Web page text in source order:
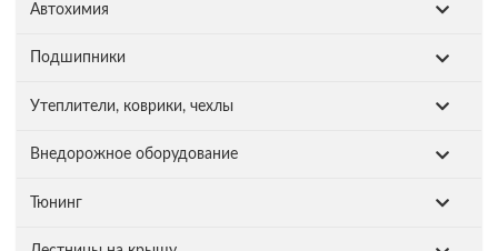
Автохимия
Подшипники
Утеплители, коврики, чехлы
Внедорожное оборудование
Тюнинг